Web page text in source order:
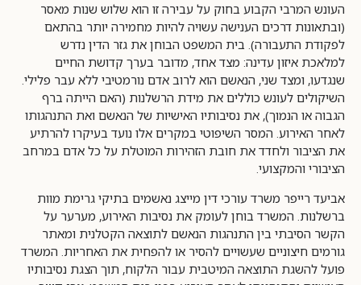
העונש המרבי הקבוע בחוק על עבירה זו הוא שלוש שנות מאסר
(ובתאונות דרכים הענישה עשויה להיות מחמירה יותר בהתאם
לפקודת התעבורה). בית המשפט הבוחן את גזר הדין נדרש
למלאכת איזון עדינה: מצד אחד, מדובר בערך קדושת החיים
שנגדעו, ומצד שני, הנאשם הוא לרוב אדם נורמטיבי ללא עבר פלילי.
השיקולים לעונש כוללים את מידת הרשלנות (האם הייתה ברף
הגבוה או הנמוך), את נסיבותיו האישיות של הנאשם ואת התנהגותו
לאחר האירוע. המסר השיפוטי במקרים אלו נועד בעיקרו להרתיע
את הציבור ולחדד את חובת הזהירות המוטלת על כל אדם במרחב
הציבורי והמקצועי.
אביעד רייפר משרד עורכי דין מייצג נאשמים בתיקי גרימת מוות
ברשלנות. המשרד בוחן לעומק את נסיבות האירוע, מערער על
הקשר הסיבתי בין התנהגות הנאשם לתוצאה הקטלנית ומאתר
גורמים חיצוניים שעשויים להסיר או להפחית את האחריות. המשרד
פועל להשגת התוצאה המיטבית עבור הלקוח, תוך הצגת נסיבותיו